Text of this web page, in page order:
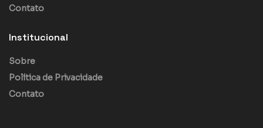
Contato
Institucional
Sobre
Política de Privacidade
Contato